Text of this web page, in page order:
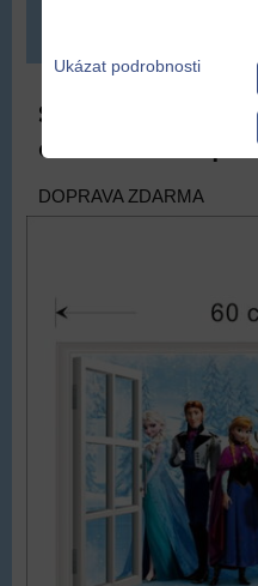
Samolepka na
okno 60x40 cm |
DOPRAVA ZDARMA
Ukázat podrobnosti